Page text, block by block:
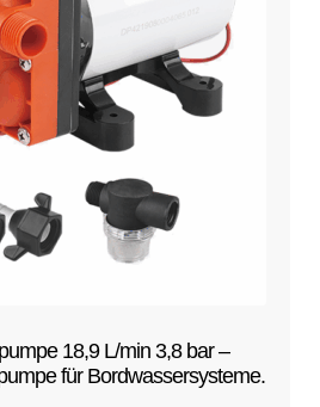
18,9 L/min 3,8 bar –
für Bordwassersysteme.